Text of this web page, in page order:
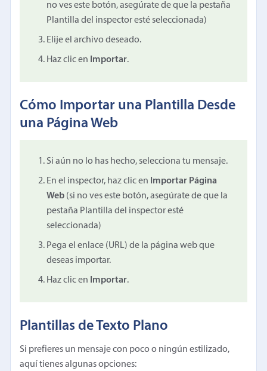
no ves este botón, asegúrate de que la pestaña
Plantilla del inspector esté seleccionada)
Elije el archivo deseado.
Haz clic en Importar.
Cómo Importar una Plantilla Desde
una Página Web
Si aún no lo has hecho, selecciona tu mensaje.
En el inspector, haz clic en Importar Página
Web (si no ves este botón, asegúrate de que la
pestaña Plantilla del inspector esté
seleccionada)
Pega el enlace (URL) de la página web que
deseas importar.
Haz clic en Importar.
Plantillas de Texto Plano
Si prefieres un mensaje con poco o ningún estilizado,
aquí tienes algunas opciones: